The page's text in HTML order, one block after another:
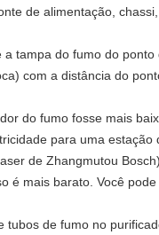
de alimentação,
a tampa do fumo do
com a distância do
do fumo fosse mais
para uma
de Zhangmutou
é mais barato. Você
tubos de fumo no